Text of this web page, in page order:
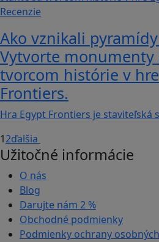
Recenzie
Ako vznikali
Vytvorte monumenty
tvorcom histórie v
Frontiers.
Hra Egypt Frontiers je staviteľská
12ďalšia
Užitočné informácie
O nás
Blog
Darujte nám 2 %
Obchodné podmienky
Podmienky ochrany